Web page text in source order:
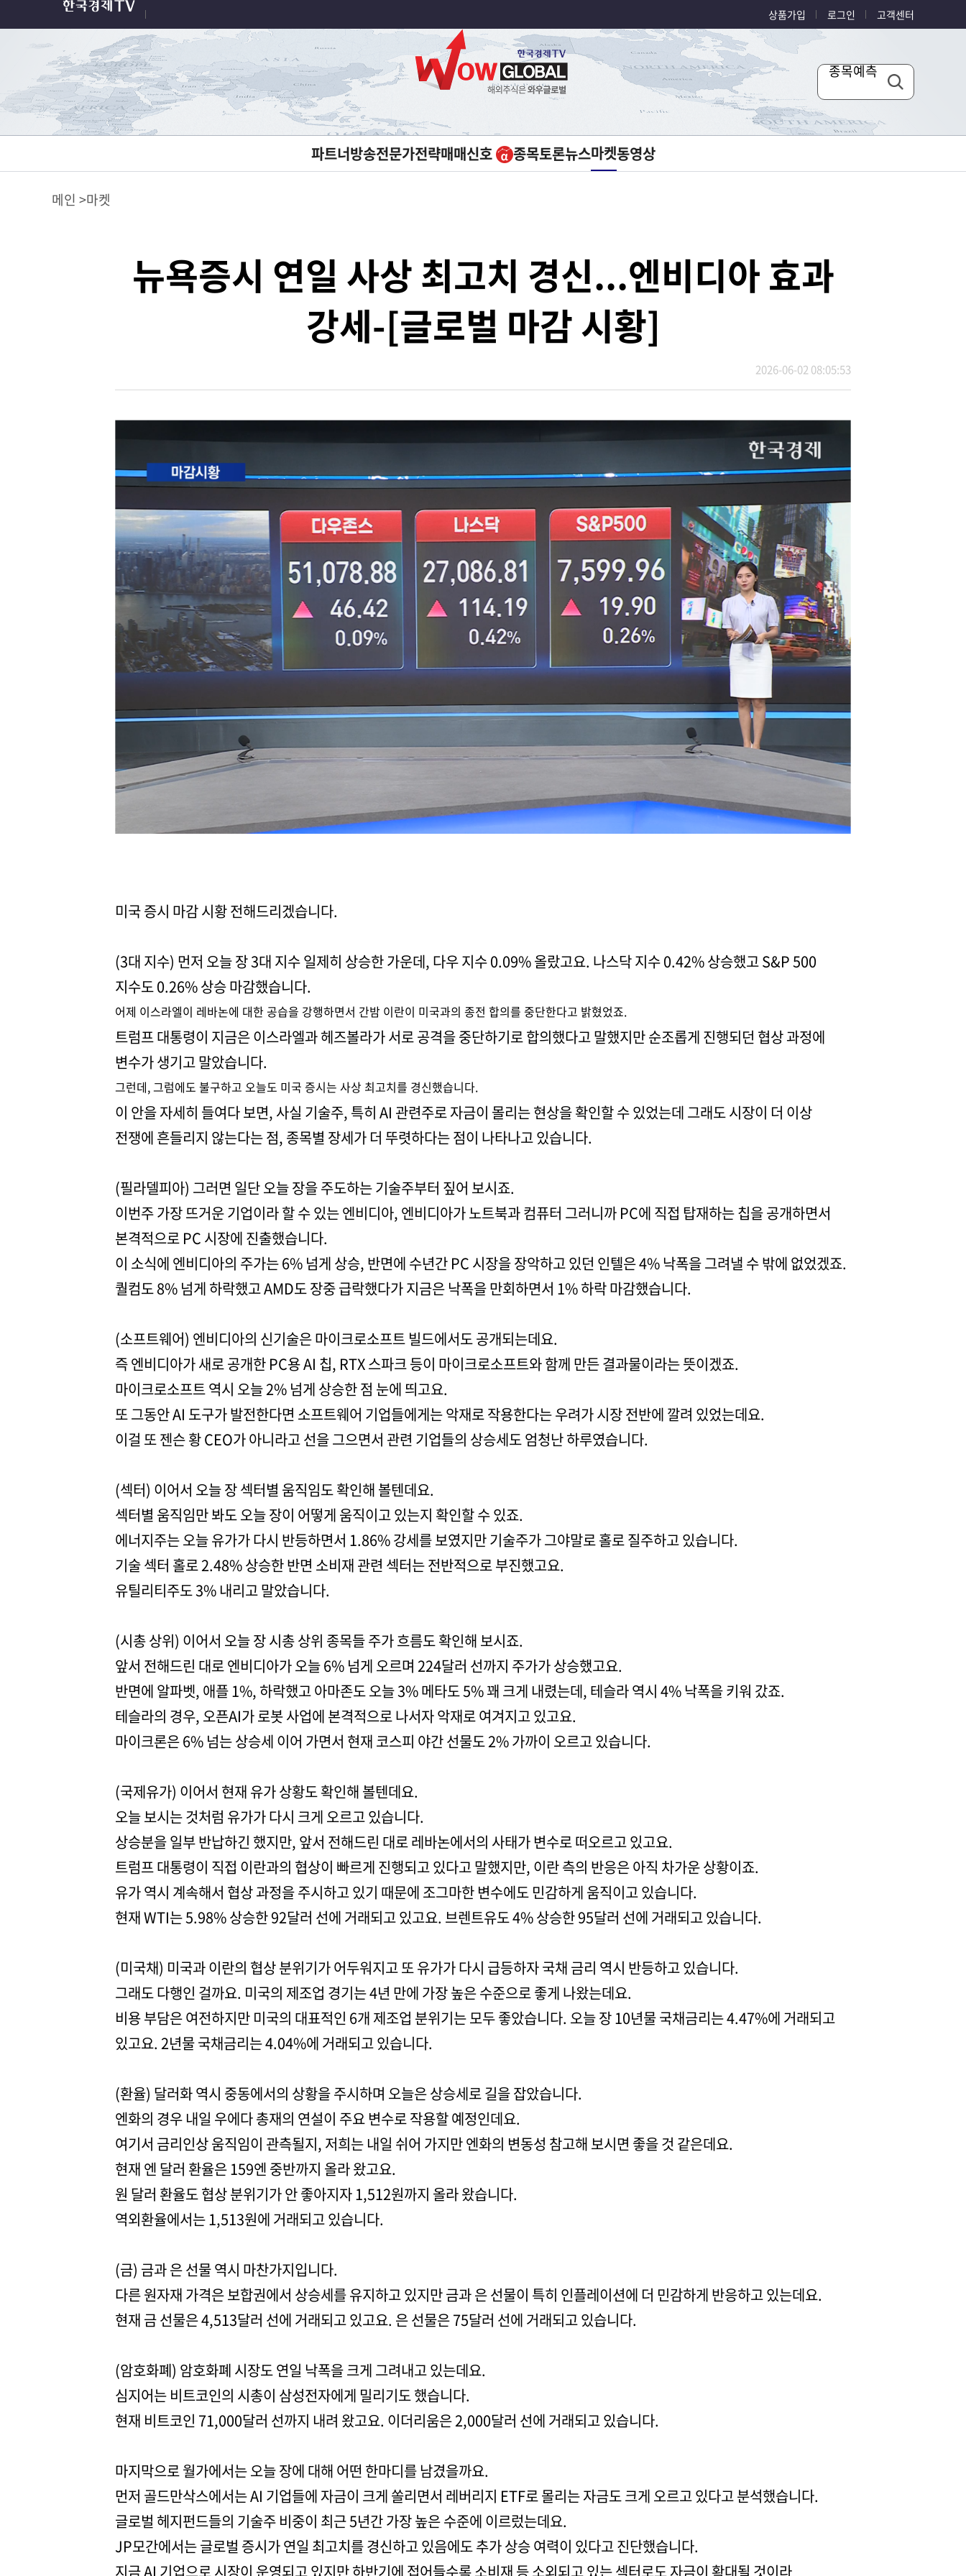
상품가입 로그인 고객센터
종목예측
파트너방송전문가전략매매신호 종목토론뉴스마켓동영상
메인 마켓
뉴욕증시 연일 사상 최고치 경신...엔비디아 효과
강세-[글로벌 마감 시황]
2026-06-02 08:05:53
미국 증시 마감 시황 전해드리겠습니다.
(3대 지수) 먼저 오늘 장 3대 지수 일제히 상승한 가운데, 다우 지수 0.09% 올랐고요. 나스닥 지수 0.42% 상승했고 S&P 500
지수도 0.26% 상승 마감했습니다.
어제 이스라엘이 레바논에 대한 공습을 강행하면서 간밤 이란이 미국과의 종전 합의를 중단한다고 밝혔었죠.
트럼프 대통령이 지금은 이스라엘과 헤즈볼라가 서로 공격을 중단하기로 합의했다고 말했지만 순조롭게 진행되던 협상 과정에
변수가 생기고 말았습니다.
그런데, 그럼에도 불구하고 오늘도 미국 증시는 사상 최고치를 경신했습니다.
이 안을 자세히 들여다 보면, 사실 기술주, 특히 AI 관련주로 자금이 몰리는 현상을 확인할 수 있었는데 그래도 시장이 더 이상
전쟁에 흔들리지 않는다는 점, 종목별 장세가 더 뚜렷하다는 점이 나타나고 있습니다.
(필라델피아) 그러면 일단 오늘 장을 주도하는 기술주부터 짚어 보시죠.
이번주 가장 뜨거운 기업이라 할 수 있는 엔비디아, 엔비디아가 노트북과 컴퓨터 그러니까 PC에 직접 탑재하는 칩을 공개하면서
본격적으로 PC 시장에 진출했습니다.
이 소식에 엔비디아의 주가는 6% 넘게 상승, 반면에 수년간 PC 시장을 장악하고 있던 인텔은 4% 낙폭을 그려낼 수 밖에 없었겠죠.
퀄컴도 8% 넘게 하락했고 AMD도 장중 급락했다가 지금은 낙폭을 만회하면서 1% 하락 마감했습니다.
(소프트웨어) 엔비디아의 신기술은 마이크로소프트 빌드에서도 공개되는데요.
즉 엔비디아가 새로 공개한 PC용 AI 칩, RTX 스파크 등이 마이크로소프트와 함께 만든 결과물이라는 뜻이겠죠.
마이크로소프트 역시 오늘 2% 넘게 상승한 점 눈에 띄고요.
또 그동안 AI 도구가 발전한다면 소프트웨어 기업들에게는 악재로 작용한다는 우려가 시장 전반에 깔려 있었는데요.
이걸 또 젠슨 황 CEO가 아니라고 선을 그으면서 관련 기업들의 상승세도 엄청난 하루였습니다.
(섹터) 이어서 오늘 장 섹터별 움직임도 확인해 볼텐데요.
섹터별 움직임만 봐도 오늘 장이 어떻게 움직이고 있는지 확인할 수 있죠.
에너지주는 오늘 유가가 다시 반등하면서 1.86% 강세를 보였지만 기술주가 그야말로 홀로 질주하고 있습니다.
기술 섹터 홀로 2.48% 상승한 반면 소비재 관련 섹터는 전반적으로 부진했고요.
유틸리티주도 3% 내리고 말았습니다.
(시총 상위) 이어서 오늘 장 시총 상위 종목들 주가 흐름도 확인해 보시죠.
앞서 전해드린 대로 엔비디아가 오늘 6% 넘게 오르며 224달러 선까지 주가가 상승했고요.
반면에 알파벳, 애플 1%, 하락했고 아마존도 오늘 3% 메타도 5% 꽤 크게 내렸는데, 테슬라 역시 4% 낙폭을 키워 갔죠.
테슬라의 경우, 오픈AI가 로봇 사업에 본격적으로 나서자 악재로 여겨지고 있고요.
마이크론은 6% 넘는 상승세 이어 가면서 현재 코스피 야간 선물도 2% 가까이 오르고 있습니다.
(국제유가) 이어서 현재 유가 상황도 확인해 볼텐데요.
오늘 보시는 것처럼 유가가 다시 크게 오르고 있습니다.
상승분을 일부 반납하긴 했지만, 앞서 전해드린 대로 레바논에서의 사태가 변수로 떠오르고 있고요.
트럼프 대통령이 직접 이란과의 협상이 빠르게 진행되고 있다고 말했지만, 이란 측의 반응은 아직 차가운 상황이죠.
유가 역시 계속해서 협상 과정을 주시하고 있기 때문에 조그마한 변수에도 민감하게 움직이고 있습니다.
현재 WTI는 5.98% 상승한 92달러 선에 거래되고 있고요. 브렌트유도 4% 상승한 95달러 선에 거래되고 있습니다.
(미국채) 미국과 이란의 협상 분위기가 어두워지고 또 유가가 다시 급등하자 국채 금리 역시 반등하고 있습니다.
그래도 다행인 걸까요. 미국의 제조업 경기는 4년 만에 가장 높은 수준으로 좋게 나왔는데요.
비용 부담은 여전하지만 미국의 대표적인 6개 제조업 분위기는 모두 좋았습니다. 오늘 장 10년물 국채금리는 4.47%에 거래되고
있고요. 2년물 국채금리는 4.04%에 거래되고 있습니다.
(환율) 달러화 역시 중동에서의 상황을 주시하며 오늘은 상승세로 길을 잡았습니다.
엔화의 경우 내일 우에다 총재의 연설이 주요 변수로 작용할 예정인데요.
여기서 금리인상 움직임이 관측될지, 저희는 내일 쉬어 가지만 엔화의 변동성 참고해 보시면 좋을 것 같은데요.
현재 엔 달러 환율은 159엔 중반까지 올라 왔고요.
원 달러 환율도 협상 분위기가 안 좋아지자 1,512원까지 올라 왔습니다.
역외환율에서는 1,513원에 거래되고 있습니다.
(금) 금과 은 선물 역시 마찬가지입니다.
다른 원자재 가격은 보합권에서 상승세를 유지하고 있지만 금과 은 선물이 특히 인플레이션에 더 민감하게 반응하고 있는데요.
현재 금 선물은 4,513달러 선에 거래되고 있고요. 은 선물은 75달러 선에 거래되고 있습니다.
(암호화폐) 암호화폐 시장도 연일 낙폭을 크게 그려내고 있는데요.
심지어는 비트코인의 시총이 삼성전자에게 밀리기도 했습니다.
현재 비트코인 71,000달러 선까지 내려 왔고요. 이더리움은 2,000달러 선에 거래되고 있습니다.
마지막으로 월가에서는 오늘 장에 대해 어떤 한마디를 남겼을까요.
먼저 골드만삭스에서는 AI 기업들에 자금이 크게 쏠리면서 레버리지 ETF로 몰리는 자금도 크게 오르고 있다고 분석했습니다.
글로벌 헤지펀드들의 기술주 비중이 최근 5년간 가장 높은 수준에 이르렀는데요.
JP모간에서는 글로벌 증시가 연일 최고치를 경신하고 있음에도 추가 상승 여력이 있다고 진단했습니다.
지금 AI 기업으로 시장이 운영되고 있지만 하반기에 접어들수록 소비재 등 소외되고 있는 섹터로도 자금이 확대될 것이라